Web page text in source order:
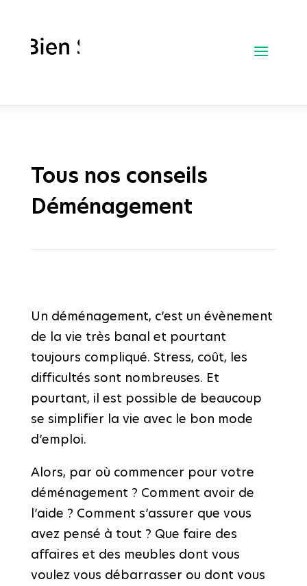
Tous nos conseils
Déménagement
Un déménagement, c’est un évènement
de la vie très banal et pourtant
toujours compliqué. Stress, coût, les
difficultés sont nombreuses. Et
pourtant, il est possible de beaucoup
se simplifier la vie avec le bon mode
d’emploi.
Alors, par où commencer pour votre
déménagement ? Comment avoir de
l’aide ? Comment s’assurer que vous
avez pensé à tout ? Que faire des
affaires et des meubles dont vous
voulez vous débarrasser ou dont vous